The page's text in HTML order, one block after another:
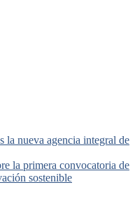
la nueva agencia integral de
la primera convocatoria de
sostenible